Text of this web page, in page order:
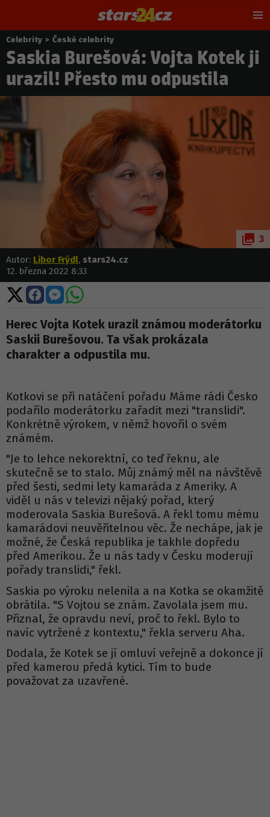
Nacházíte
se
zde:
Celebrity > České celebrity
Saskia Burešová: Vojta Kotek ji
urazil! Přesto mu odpustila
3
Autor: Libor Frýdl, stars24.cz
12. března 2022 8:33
Sdílet
na
X
Sdílet
na
Facebooku
Sdílet
na
Messengeru
Sdílet
WhatsApp
Herec Vojta Kotek urazil známou moderátorku
Saskii Burešovou. Ta však prokázala
charakter a odpustila mu.
Kotkovi se při natáčení pořadu Máme rádi Česko
podařilo moderátorku zařadit mezi "translidi".
Konkrétně výrokem, v němž hovořil o svém
známém.
"Je to lehce nekorektní, co teď řeknu, ale
skutečně se to stalo. Můj známý měl na návštěvě
před šesti, sedmi lety kamaráda z Ameriky. A
viděl u nás v televizi nějaký pořad, který
moderovala Saskia Burešová. A řekl tomu mému
kamarádovi neuvěřitelnou věc. Že nechápe, jak je
možné, že Česká republika je takhle dopředu
před Amerikou. Že u nás tady v Česku moderují
pořady translidi," řekl.
Saskia po výroku nelenila a na Kotka se okamžitě
obrátila. "S Vojtou se znám. Zavolala jsem mu.
Přiznal, že opravdu neví, proč to řekl. Bylo to
navíc vytržené z kontextu," řekla serveru Aha.
Dodala, že Kotek se jí omluví veřejně a dokonce jí
před kamerou předá kytici. Tím to bude
považovat za uzavřené.